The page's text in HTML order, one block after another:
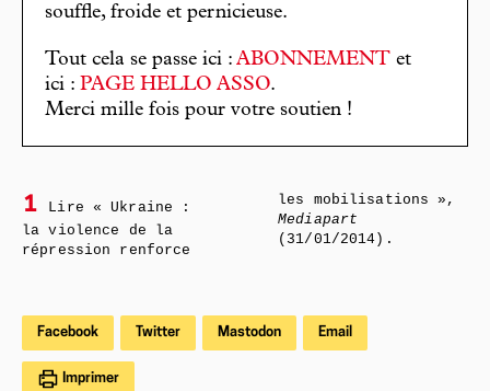
souffle, froide et pernicieuse.
Tout cela se passe ici : ABONNEMENT et
ici : PAGE HELLO ASSO.
Merci mille fois pour votre soutien !
1
Lire « Ukraine :
la violence de la
répression renforce
les mobilisations »,
Mediapart
(31/01/2014).
Facebook Twitter Mastodon Email
Imprimer